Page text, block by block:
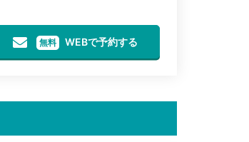
無料 WEBで予約する